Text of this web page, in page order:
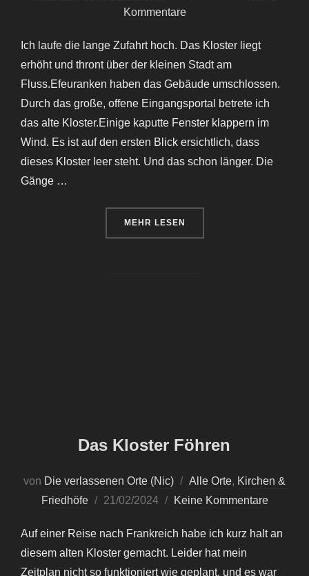
am
Kommentare
Ich laufe die lange Zufahrt hoch. Das Kloster liegt
erhöht und thront über der kleinen Stadt am
Fluss.Efeuranken haben das Gebäude umschlossen.
Durch das große, offene Eingangsportal betrete ich
das alte Kloster.Einige kaputte Fenster klappern im
Wind. Es ist auf den ersten Blick ersichtlich, dass
dieses Kloster leer steht. Und das schon länger. Die
Gänge …
MEHR ÜBER „DAS KLOSTER ÜBER DER
LESEN
Das Kloster Föhren
von Die verlassenen Orte (Nic) Alle Orte, Kirchen &
Friedhöfe
Veröffentlicht
21/02/2024 Keine Kommentare
Auf einer Reise nach Frankreich habe ich kurz halt an
diesem alten Kloster gemacht. Leider hat mein
Zeitplan nicht so funktioniert wie geplant, und es war